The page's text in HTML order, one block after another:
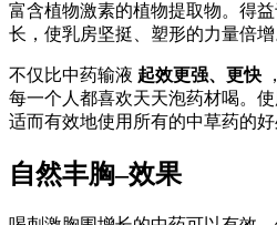
富含植物激素的植物提取物。得
长，使乳房坚挺、塑形的力量倍增
不仅比中药输液 起效更强、更快
每一个人都喜欢天天泡药材喝。
适而有效地使用所有的中草药的好
自然丰胸–效果